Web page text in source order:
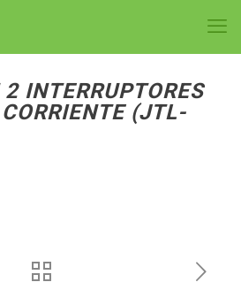
INTERRUPTORES
(JTL-